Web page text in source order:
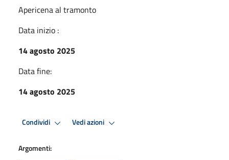
Apericena al tramonto
Data inizio :
14 agosto 2025
Data fine:
14 agosto 2025
Condividi Vedi azioni
Argomenti: